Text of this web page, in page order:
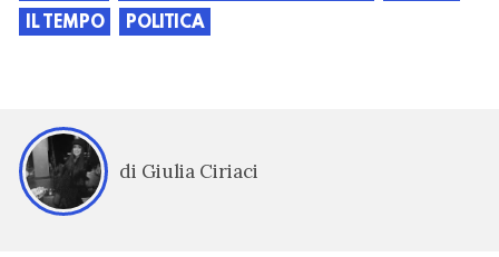
IL TEMPO
POLITICA
di Giulia Ciriaci